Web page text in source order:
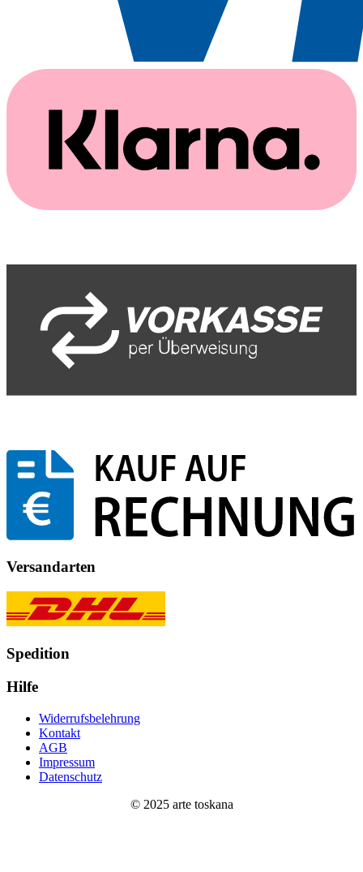
Versandarten
Spedition
Hilfe
Widerrufsbelehrung
Kontakt
AGB
Impressum
Datenschutz
© 2025 arte toskana